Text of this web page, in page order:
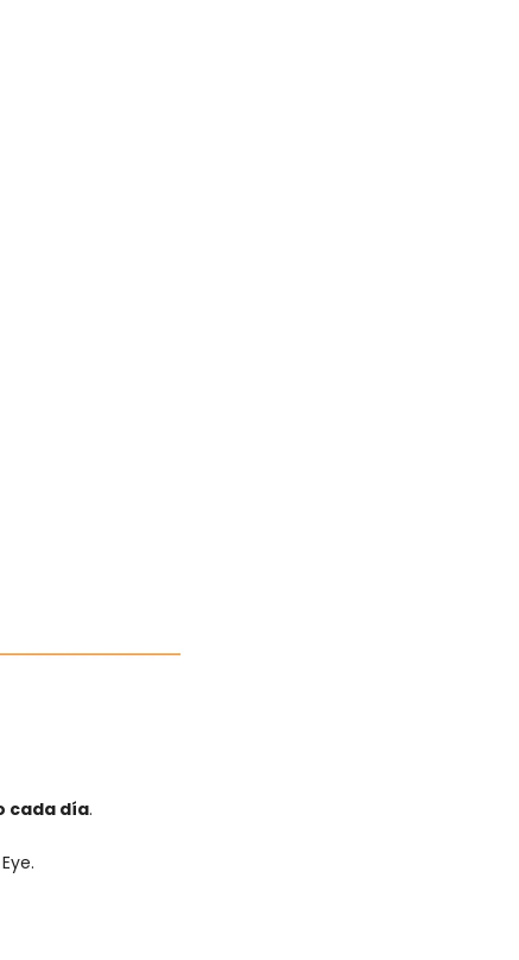
cada día.